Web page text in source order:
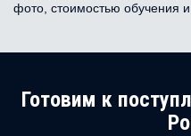
фото, стоимостью обучения
Готовим к